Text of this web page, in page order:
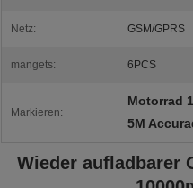
Netz: GSM/GPRS
mangets: 6PCS
Markieren:
Motorrad
5M
Wieder aufladbarer